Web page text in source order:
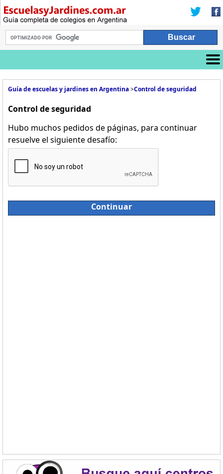
Guía de escuelas y jardines en Argentina>Control de seguridad
Control de seguridad
Hubo muchos pedidos de páginas, para continuar
resuelve el siguiente desafío:
Continuar